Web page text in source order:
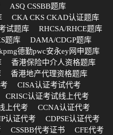
ASQ CSSBB题库
CKA CKS CKAD认证题库
试题库
RHCSA/RHCE题库
题库
DAMA/CDGP题库
德勤pwc安永ey网申题库
香港保险中介人资格题库
香港地产代理资格题库
CISA认证考试代考
CRISC认证考试线上代考
上代考
CCNA认证代考
认证代考
CDPSE认证代考
CSSBB代考证书
CFE代考